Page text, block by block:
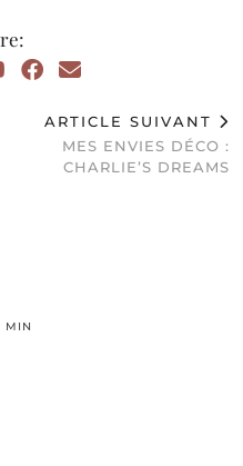
ARTICLE SUIVANT
MES ENVIES DÉCO :
CHARLIE’S DREAMS
MIN